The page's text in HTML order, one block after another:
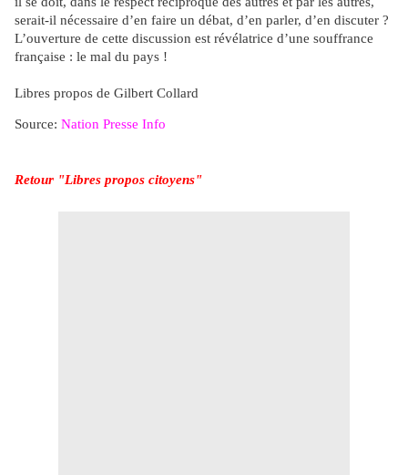
serait-il nécessaire d’en faire un débat, d’en parler, d’en discuter ?
L’ouverture de cette discussion est révélatrice d’une souffrance
française : le mal du pays !
Libres propos de Gilbert Collard
Source: Nation Presse Info
Retour "Libres propos citoyens"